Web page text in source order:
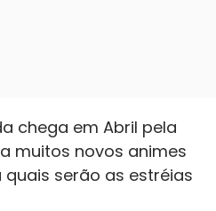
chega em Abril pela
muitos novos animes
serão as estréias